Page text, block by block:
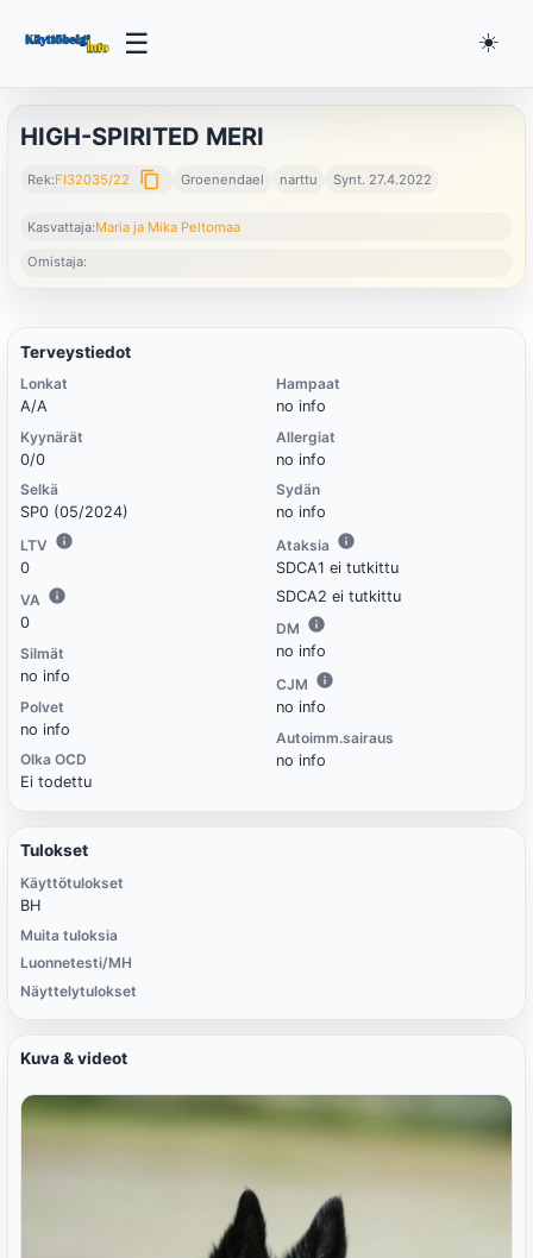
☰ ☀️
HIGH-SPIRITED MERI
Rek:FI32035/22 content_copy Groenendael narttu Synt. 27.4.2022
Kasvattaja:Maria ja Mika Peltomaa
Omistaja:
Terveystiedot
Lonkat
A/A
Kyynärät
0/0
Selkä
SP0 (05/2024)
LTV
0
VA
0
Silmät
no info
Polvet
no info
Olka OCD
Ei todettu
Hampaat
no info
Allergiat
no info
Sydän
no info
Ataksia
SDCA1 ei tutkittu
SDCA2 ei tutkittu
DM
no info
CJM
no info
Autoimm.sairaus
no info
Tulokset
Käyttötulokset
BH
Muita tuloksia
Luonnetesti/MH
Näyttelytulokset
Kuva & videot